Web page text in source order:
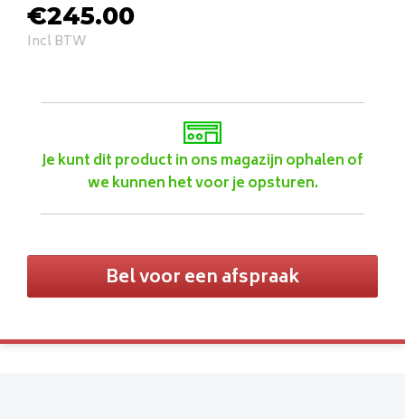
€245.00
Incl BTW
Je kunt dit product in ons magazijn ophalen of
we kunnen het voor je opsturen.
Bel voor een afspraak